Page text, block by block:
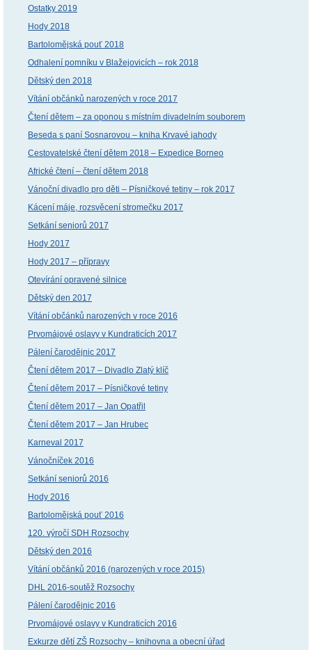
Ostatky 2019
Hody 2018
Bartolomějská pouť 2018
Odhalení pomníku v Blažejovicích – rok 2018
Dětský den 2018
Vítání občánků narozených v roce 2017
Čtení dětem – za oponou s místním divadelním souborem
Beseda s paní Sosnarovou – kniha Krvavé jahody
Cestovatelské čtení dětem 2018 – Expedice Borneo
Africké čtení – čtení dětem 2018
Vánoční divadlo pro děti – Písničkové tetiny – rok 2017
Kácení máje, rozsvěcení stromečku 2017
Setkání seniorů 2017
Hody 2017
Hody 2017 – přípravy
Otevírání opravené silnice
Dětský den 2017
Vítání občánků narozených v roce 2016
Prvomájové oslavy v Kundraticích 2017
Pálení čarodějnic 2017
Čtení dětem 2017 – Divadlo Zlatý klíč
Čtení dětem 2017 – Písničkové tetiny
Čtení dětem 2017 – Jan Opatřil
Čtení dětem 2017 – Jan Hrubec
Karneval 2017
Vánočníček 2016
Setkání seniorů 2016
Hody 2016
Bartolomějská pouť 2016
120. výročí SDH Rozsochy
Dětský den 2016
Vítání občánků 2016 (narozených v roce 2015)
DHL 2016-soutěž Rozsochy
Pálení čarodějnic 2016
Prvomájové oslavy v Kundraticích 2016
Exkurze dětí ZŠ Rozsochy – knihovna a obecní úřad